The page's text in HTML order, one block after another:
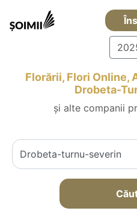
Florării, Flori Online,
Drobeta-
și alte companii